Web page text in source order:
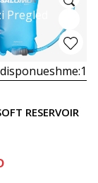
Pregled
1
RESERVOIR